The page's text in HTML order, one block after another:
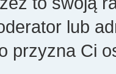
lub
przyzna Ci